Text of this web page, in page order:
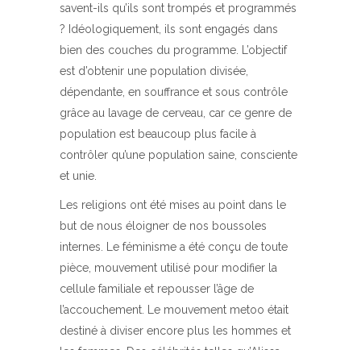
savent-ils qu’ils sont trompés et programmés
? Idéologiquement, ils sont engagés dans
bien des couches du programme. L’objectif
est d’obtenir une population divisée,
dépendante, en souffrance et sous contrôle
grâce au lavage de cerveau, car ce genre de
population est beaucoup plus facile à
contrôler qu’une population saine, consciente
et unie.
Les religions ont été mises au point dans le
but de nous éloigner de nos boussoles
internes. Le féminisme a été conçu de toute
pièce, mouvement utilisé pour modifier la
cellule familiale et repousser l’âge de
l’accouchement. Le mouvement metoo était
destiné à diviser encore plus les hommes et